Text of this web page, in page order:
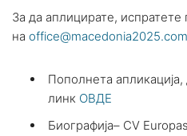
За да аплицирате,
на office@macedonia2025.com
Пополнета
линк ОВДЕ
Биографија– CV